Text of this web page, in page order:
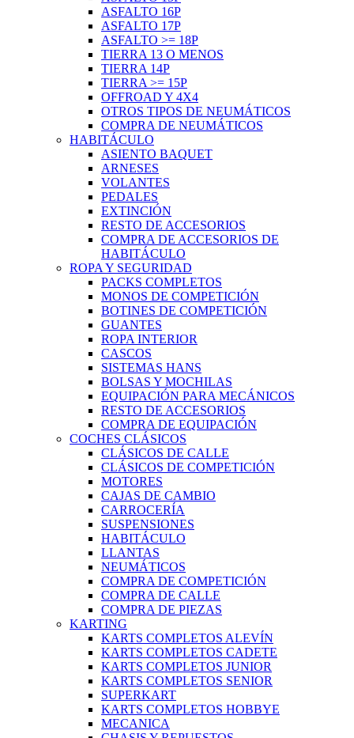
ASFALTO 16P
ASFALTO 17P
ASFALTO >= 18P
TIERRA 13 O MENOS
TIERRA 14P
TIERRA >= 15P
OFFROAD Y 4X4
OTROS TIPOS DE NEUMÁTICOS
COMPRA DE NEUMÁTICOS
HABITÁCULO
ASIENTO BAQUET
ARNESES
VOLANTES
PEDALES
EXTINCIÓN
RESTO DE ACCESORIOS
COMPRA DE ACCESORIOS DE
HABITÁCULO
ROPA Y SEGURIDAD
PACKS COMPLETOS
MONOS DE COMPETICIÓN
BOTINES DE COMPETICIÓN
GUANTES
ROPA INTERIOR
CASCOS
SISTEMAS HANS
BOLSAS Y MOCHILAS
EQUIPACIÓN PARA MECÁNICOS
RESTO DE ACCESORIOS
COMPRA DE EQUIPACIÓN
COCHES CLÁSICOS
CLÁSICOS DE CALLE
CLÁSICOS DE COMPETICIÓN
MOTORES
CAJAS DE CAMBIO
CARROCERÍA
SUSPENSIONES
HABITÁCULO
LLANTAS
NEUMÁTICOS
COMPRA DE COMPETICIÓN
COMPRA DE CALLE
COMPRA DE PIEZAS
KARTING
KARTS COMPLETOS ALEVÍN
KARTS COMPLETOS CADETE
KARTS COMPLETOS JUNIOR
KARTS COMPLETOS SENIOR
SUPERKART
KARTS COMPLETOS HOBBYE
MECANICA